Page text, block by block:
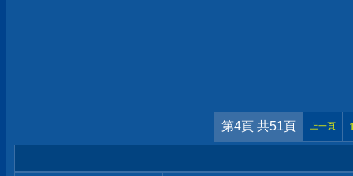
第4頁 共51頁 上一頁